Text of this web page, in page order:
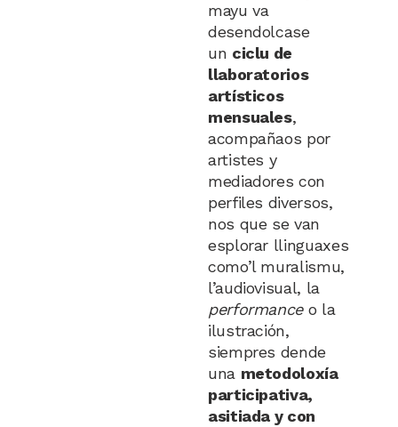
mayu va
desendolcase
un ciclu de
llaboratorios
artísticos
mensuales,
acompañaos por
artistes y
mediadores con
perfiles diversos,
nos que se van
esplorar llinguaxes
como’l muralismu,
l’audiovisual, la
performanceo la
ilustración,
siempres dende
una metodoloxía
participativa,
asitiada y con